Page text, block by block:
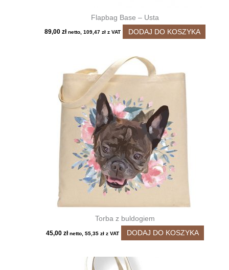
Flapbag Base – Usta
89,00zł netto,109,47zł z VAT DODAJ DO KOSZYKA
Torba z buldogiem
45,00zł netto,55,35zł z VAT DODAJ DO KOSZYKA